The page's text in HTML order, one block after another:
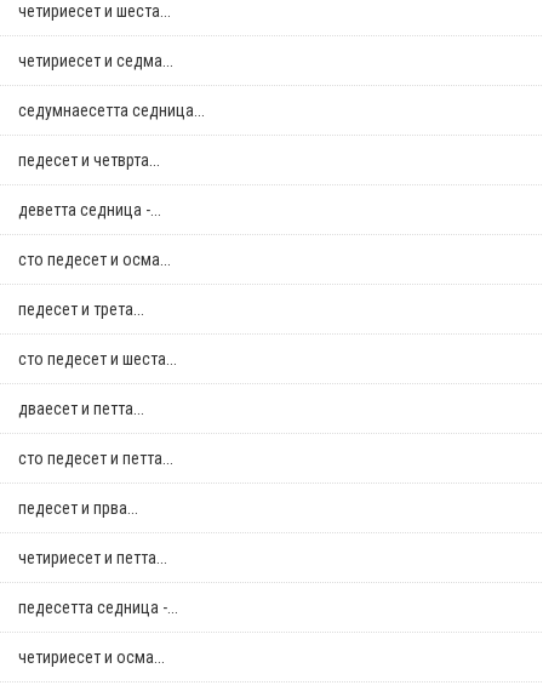
четириесет и шеста...
четириесет и седма...
седумнаесетта седница...
педесет и четврта...
деветта седница -...
сто педесет и осма...
педесет и трета...
сто педесет и шеста...
дваесет и петта...
сто педесет и петта...
педесет и прва...
четириесет и петта...
педесетта седница -...
четириесет и осма...